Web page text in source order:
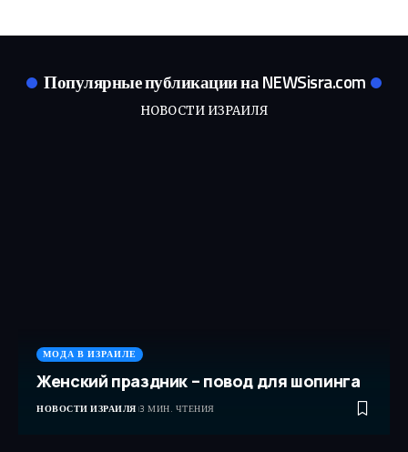
Популярные публикации на NEWSisra.com
НОВОСТИ ИЗРАИЛЯ
МОДА В ИЗРАИЛЕ
Женский праздник – повод для шопинга
НОВОСТИ ИЗРАИЛЯ 3 МИН. ЧТЕНИЯ